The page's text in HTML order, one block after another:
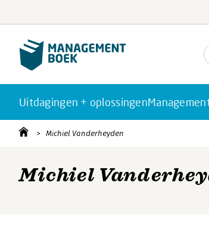
Uitdagingen + oplossingen
Michiel Vanderheyden
Michiel